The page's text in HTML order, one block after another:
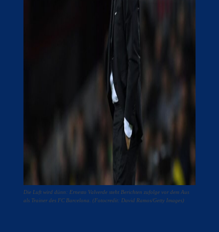
Die Luft wird dünn: Ernesto Valverde steht Berichten zufolge vor dem Aus
als Trainer des FC Barcelona. (Fotocredit: David Ramos/Getty Images)